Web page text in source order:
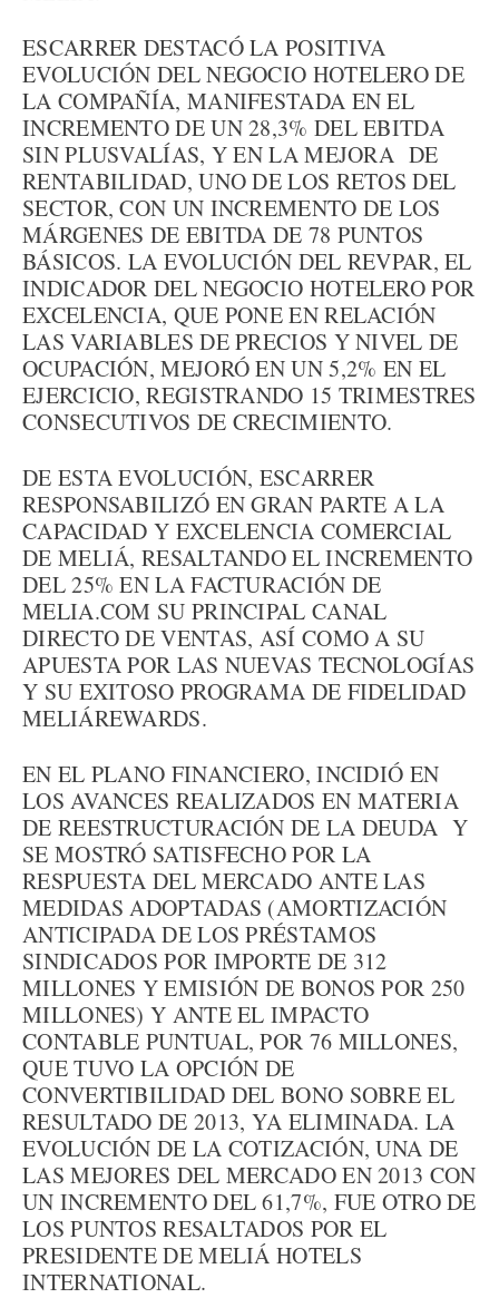
ESCARRER DESTACÓ LA POSITIVA
EVOLUCIÓN DEL NEGOCIO HOTELERO DE
LA COMPAÑÍA, MANIFESTADA EN EL
INCREMENTO DE UN 28,3% DEL EBITDA
SIN PLUSVALÍAS, Y EN LA MEJORA DE
RENTABILIDAD, UNO DE LOS RETOS DEL
SECTOR, CON UN INCREMENTO DE LOS
MÁRGENES DE EBITDA DE 78 PUNTOS
BÁSICOS. LA EVOLUCIÓN DEL REVPAR, EL
INDICADOR DEL NEGOCIO HOTELERO POR
EXCELENCIA, QUE PONE EN RELACIÓN
LAS VARIABLES DE PRECIOS Y NIVEL DE
OCUPACIÓN, MEJORÓ EN UN 5,2% EN EL
EJERCICIO, REGISTRANDO 15 TRIMESTRES
CONSECUTIVOS DE CRECIMIENTO.
DE ESTA EVOLUCIÓN, ESCARRER
RESPONSABILIZÓ EN GRAN PARTE A LA
CAPACIDAD Y EXCELENCIA COMERCIAL
DE MELIÁ, RESALTANDO EL INCREMENTO
DEL 25% EN LA FACTURACIÓN DE
MELIA.COM SU PRINCIPAL CANAL
DIRECTO DE VENTAS, ASÍ COMO A SU
APUESTA POR LAS NUEVAS TECNOLOGÍAS
Y SU EXITOSO PROGRAMA DE FIDELIDAD
MELIÁREWARDS.
EN EL PLANO FINANCIERO, INCIDIÓ EN
LOS AVANCES REALIZADOS EN MATERIA
DE REESTRUCTURACIÓN DE LA DEUDA Y
SE MOSTRÓ SATISFECHO POR LA
RESPUESTA DEL MERCADO ANTE LAS
MEDIDAS ADOPTADAS (AMORTIZACIÓN
ANTICIPADA DE LOS PRÉSTAMOS
SINDICADOS POR IMPORTE DE 312
MILLONES Y EMISIÓN DE BONOS POR 250
MILLONES) Y ANTE EL IMPACTO
CONTABLE PUNTUAL, POR 76 MILLONES,
QUE TUVO LA OPCIÓN DE
CONVERTIBILIDAD DEL BONO SOBRE EL
RESULTADO DE 2013, YA ELIMINADA. LA
EVOLUCIÓN DE LA COTIZACIÓN, UNA DE
LAS MEJORES DEL MERCADO EN 2013 CON
UN INCREMENTO DEL 61,7%, FUE OTRO DE
LOS PUNTOS RESALTADOS POR EL
PRESIDENTE DE MELIÁ HOTELS
INTERNATIONAL.